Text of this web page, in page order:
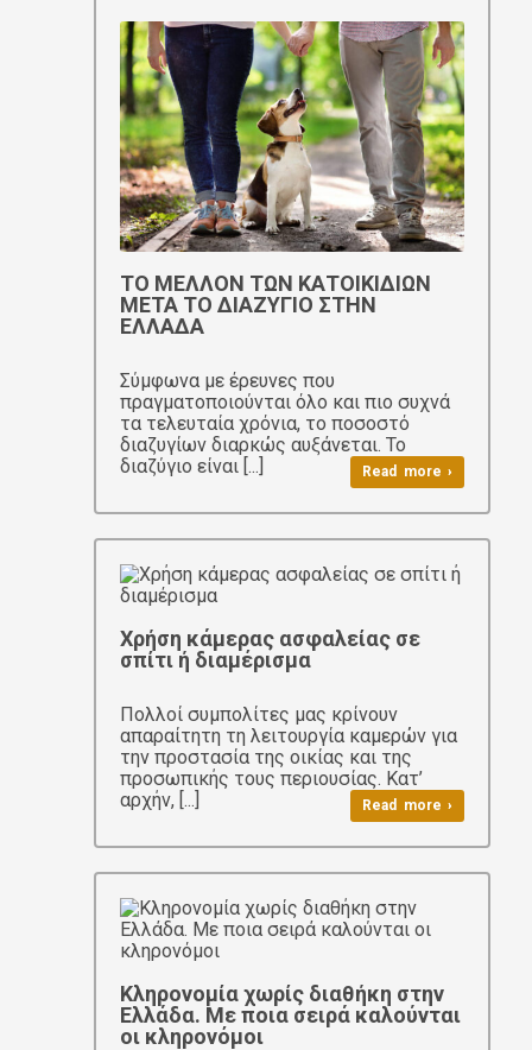
ΤΟ ΜΕΛΛΟΝ ΤΩΝ ΚΑΤΟΙΚΙΔΙΩΝ
ΜΕΤΑ ΤΟ ΔΙΑΖΥΓΙΟ ΣΤΗΝ
ΕΛΛΑΔΑ
Σύμφωνα με έρευνες που
πραγματοποιούνται όλο και πιο συχνά
τα τελευταία χρόνια, το ποσοστό
διαζυγίων διαρκώς αυξάνεται. Το
διαζύγιο είναι [...]
Read more ›
Χρήση κάμερας ασφαλείας σε
σπίτι ή διαμέρισμα
Πολλοί συμπολίτες μας κρίνουν
απαραίτητη τη λειτουργία καμερών για
την προστασία της οικίας και της
προσωπικής τους περιουσίας. Κατ’
αρχήν, [...]
Read more ›
Κληρονομία χωρίς διαθήκη στην
Ελλάδα. Με ποια σειρά καλούνται
οι κληρονόμοι